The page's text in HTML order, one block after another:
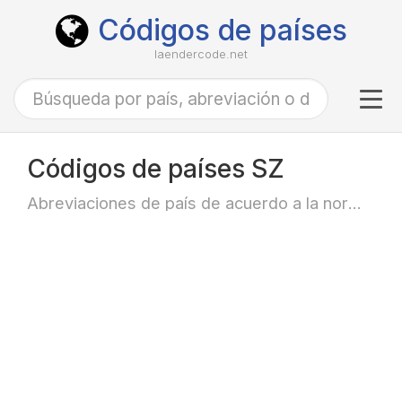
Códigos de países
laendercode.net
Códigos de países SZ
Abreviaciones de país de acuerdo a la norma ISO-3166 alfa-2